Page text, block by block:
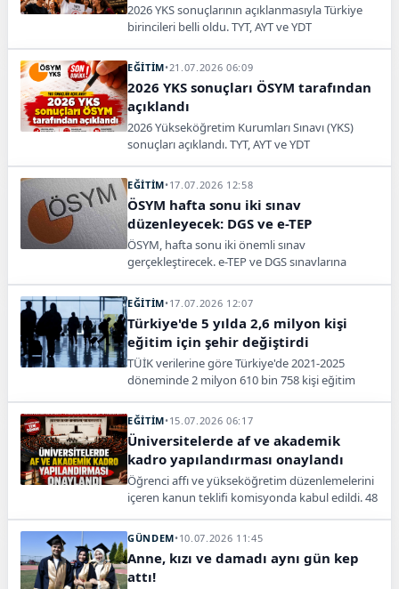
2026 YKS sonuçlarının açıklanmasıyla Türkiye
birincileri belli oldu. TYT, AYT ve YDT
EĞİTİM•21.07.2026 06:09
2026 YKS sonuçları ÖSYM tarafından
açıklandı
2026 Yükseköğretim Kurumları Sınavı (YKS)
sonuçları açıklandı. TYT, AYT ve YDT
oldu.
EĞİTİM•17.07.2026 12:58
ÖSYM hafta sonu iki sınav
düzenleyecek: DGS ve e-TEP
ÖSYM, hafta sonu iki önemli sınav
gerçekleştirecek. e-TEP ve DGS sınavlarına
Ağustos'ta açıklanacak.
EĞİTİM•17.07.2026 12:07
Türkiye'de 5 yılda 2,6 milyon kişi
eğitim için şehir değiştirdi
TÜİK verilerine göre Türkiye'de 2021-2025
döneminde 2 milyon 610 bin 758 kişi eğitim
İstanbul oldu.
EĞİTİM•15.07.2026 06:17
Üniversitelerde af ve akademik
kadro yapılandırması onaylandı
Öğrenci affı ve yükseköğretim düzenlemelerini
içeren kanun teklifi komisyonda kabul edildi. 48
GÜNDEM•10.07.2026 11:45
Anne, kızı ve damadı aynı gün kep
attı!